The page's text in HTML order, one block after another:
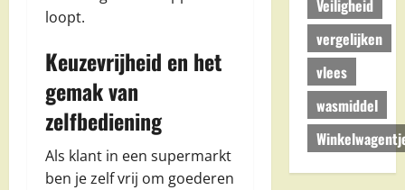
loopt.
Keuzevrijheid en het
gemak van
zelfbediening
Als klant in een supermarkt
ben je zelf vrij om goederen
Veiligheid
vergelijken
vlees
wasmiddel